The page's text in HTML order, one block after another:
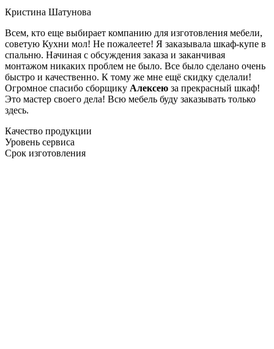
Кристина Шатунова
Всем, кто еще выбирает компанию для изготовления мебели,
советую Кухни мол! Не пожалеете! Я заказывала шкаф-купе в
спальню. Начиная с обсуждения заказа и заканчивая
монтажом никаких проблем не было. Все было сделано очень
быстро и качественно. К тому же мне ещё скидку сделали!
Огромное спасибо сборщику Алексею за прекрасный шкаф!
Это мастер своего дела! Всю мебель буду заказывать только
здесь.
Качество продукции
Уровень сервиса
Срок изготовления